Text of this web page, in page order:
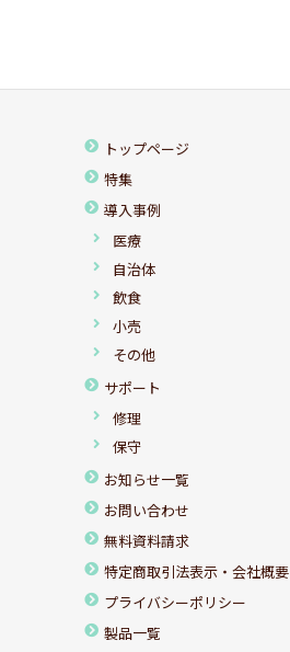
トップページ
特集
導入事例
医療
自治体
飲食
小売
その他
サポート
修理
保守
お知らせ一覧
お問い合わせ
無料資料請求
特定商取引法表示・会社概要
プライバシーポリシー
製品一覧